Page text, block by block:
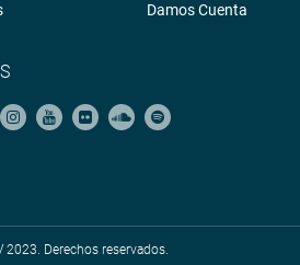
Damos Cuenta
2023. Derechos reservados.